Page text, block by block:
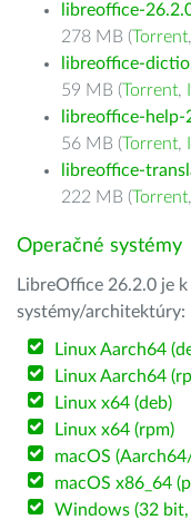
libreoffice-
278 MB (Torrent,
libreoffice-
59 MB (Torrent,
libreoffice-help-
56 MB (Torrent,
libreoffice-
222 MB (Torrent,
Operačné systémy
LibreOffice 26.2.0 je
systémy/architektúry:
Linux Aarch64
Linux Aarch64
Linux x64 (deb)
Linux x64 (rpm)
macOS
macOS x86_64
Windows (32 bit,